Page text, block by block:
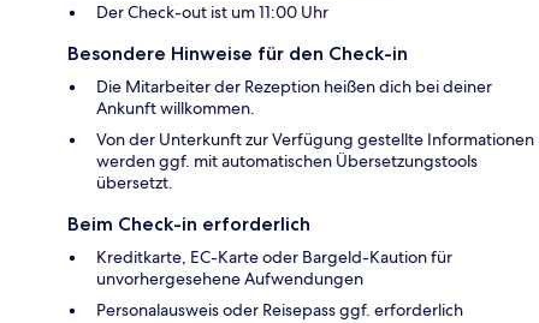
Der Check-out ist um 11:00 Uhr
Besondere Hinweise für den Check-in
Die Mitarbeiter der Rezeption heißen dich bei deiner
Ankunft willkommen.
Von der Unterkunft zur Verfügung gestellte Informationen
werden ggf. mit automatischen Übersetzungstools
übersetzt.
Beim Check-in erforderlich
Kreditkarte, EC-Karte oder Bargeld-Kaution für
unvorhergesehene Aufwendungen
Personalausweis oder Reisepass ggf. erforderlich